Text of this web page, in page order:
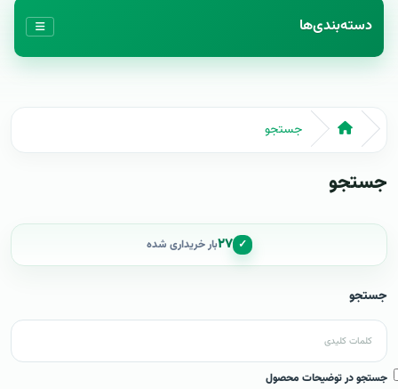
دسته‌بندی‌ها
جستجو
جستجو
✓ ۲۷بار خریداری شده
جستجو
جستجو در توضیحات محصول